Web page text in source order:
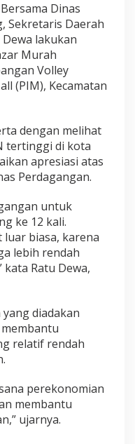
Dinas
Sekretaris Daerah
lakukan
Murah
Volley
(PIM), Kecamatan
dengan melihat
tertinggi di kota
apresiasi atas
Perdagangan.
untuk
ke 12 kali.
luar biasa, karena
lebih rendah
Ratu Dewa,
diadakan
relatif rendah
perekonomian
membantu
ujarnya.